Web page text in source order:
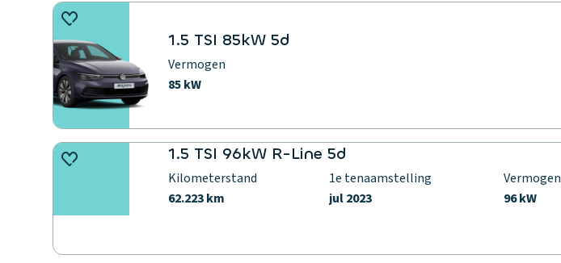
1.5 TSI 85kW 5d
Vermogen
85 kW
1.5 TSI 96kW R-Line 5d
Kilometerstand
62.223 km
1e tenaamstelling
jul 2023
Vermogen
96 kW